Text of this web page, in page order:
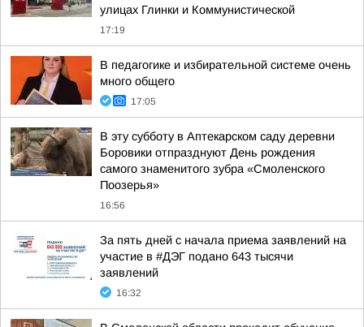
улицах Глинки и Коммунистической
17:19
В педагогике и избирательной системе очень
много общего
17:05
В эту субботу в Аптекарском саду деревни
Боровики отпразднуют День рождения
самого знаменитого зубра «Смоленского
Поозерья»
16:56
За пять дней с начала приема заявлений на
участие в #ДЭГ подано 643 тысячи
заявлений
16:32